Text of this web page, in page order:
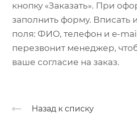
кнопку «Заказать». При
заполнить форму.
поля: ФИО, телефон и e-
перезвонит менеджер,
ваше согласие на заказ.
Назад к списку